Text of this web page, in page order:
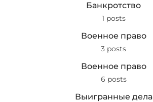
Банкротство
1 posts
Военное право
3 posts
Военное право
6 posts
Выигранные дела